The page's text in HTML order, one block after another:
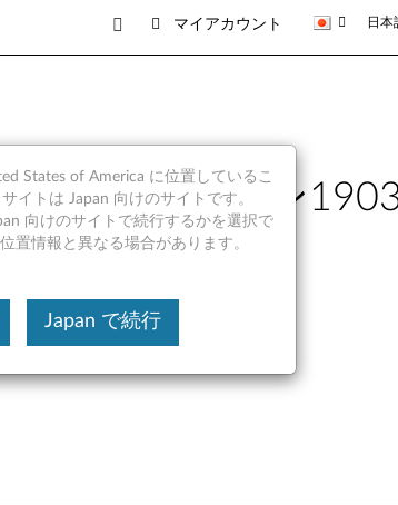
マイアカウント 日本
バージョン
States of America に位置しているこ
イトは Japan 向けのサイトです。
向けのサイトで続行するかを選択で
置情報と異なる場合があります。
Japan で続行